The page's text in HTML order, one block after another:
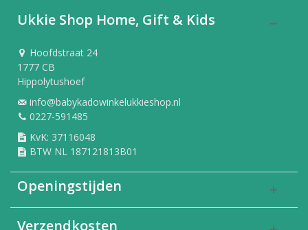
Ukkie Shop Home, Gift & Kids
Hoofdstraat 24
1777 CB
Hippolytushoef
info@babykadowinkelukkieshop.nl
0227-591485
KvK: 37116048
BTW NL 187121813B01
Openingstijden
Verzendkosten